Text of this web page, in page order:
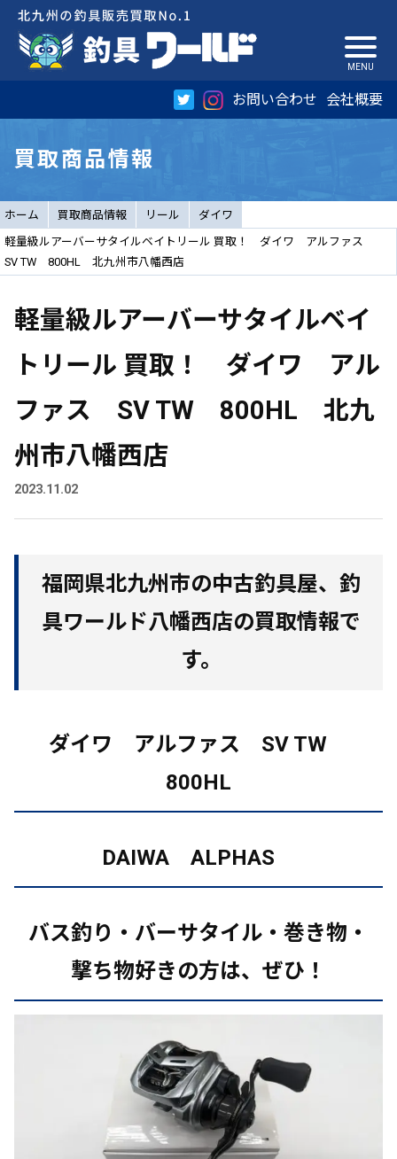
お問い合わせ 会社概要
買取商品情報
ホーム 買取商品情報 リール
ダイワ
軽量級ルアーバーサタイルベイトリール 買取！ ダイワ アルファス
SV TW 800HL 北九州市八幡西店
軽量級ルアーバーサタイルベイ
トリール 買取！ ダイワ アル
ファス SV TW 800HL 北九
州市八幡西店
2023.11.02
福岡県北九州市の中古釣具屋、釣
具ワールド八幡西店の買取情報で
す。
ダイワ アルファス SV TW
800HL
DAIWA ALPHAS
バス釣り・バーサタイル・巻き物・
撃ち物好きの方は、ぜひ！